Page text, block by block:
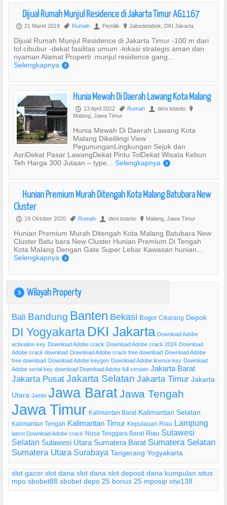
Dijual Rumah Munjul Residence di Jakarta Timur AG1167
P 21 Maret 2019 , Rumah U Pemilik ? Jabodetabek, DKI Jakarta
Dijual Rumah Munjul Residence di Jakarta Timur -100 m dari
tol cibubur -dekat fasilitas umum -lokasi strategis aman dan
nyaman Alamat Properti :munjul residence gang...
Selengkapnya )
Hunia Mewah Di Daerah Lawang Kota Malang
P 13 April 2022 , Rumah U deni istanto ?
Malang, Jawa Timur
Hunia Mewah Di Daerah Lawang Kota
Malang Dikelilingi View
PegununganLingkungan Sejuk dan
AsriDekat Pasar LawangDekat Pintu TolDekat Wisata Kebun
Teh Harga 300 Jutaan – type... Selengkapnya )
Hunian Premium Murah Ditengah Kota Malang Batubara New
Cluster
P 19 Oktober 2020 , Rumah U deni istanto ? Malang, Jawa Timur
Hunian Premium Murah Ditengah Kota Malang Batubara New
Cluster Batu bara New Cluster Hunian Premium Di Tengah
Kota Malang Dengan Gate Super Lebar Kawasan hunian...
Selengkapnya )
) Wilayah Property
Bali Bandung Banten Bekasi Bogor Cikarang Depok
DI Yogyakarta DKI Jakarta Download Adobe
activation key Download Adobe crack Download Adobe crack 2024 Download
Adobe crack download Download Adobe crack free download Download Adobe
free download Download Adobe keygen Download Adobe license key Download
Adobe serial key download Download Adobe full version Jakarta Barat
Jakarta Pusat Jakarta Selatan Jakarta Timur Jakarta
Utara Jambi Jawa BaratJawa Tengah
Jawa Timur Kalimantan Barat Kalimantan Selatan
Kalimantan Tengah Kalimantan Timur Kepulauan Riau Lampung
latest Download Adobe crack Nusa Tenggara Barat Riau Sulawesi
Selatan Sulawesi Utara Sumatera Barat Sumatera Selatan
Sumatera Utara Surabaya Tangerang Yogyakarta
slot gacor slot dana slot dana slot deposit dana kumpulan situs
mpo sbobet88 sbobet depo 25 bonus 25 mposip otw138